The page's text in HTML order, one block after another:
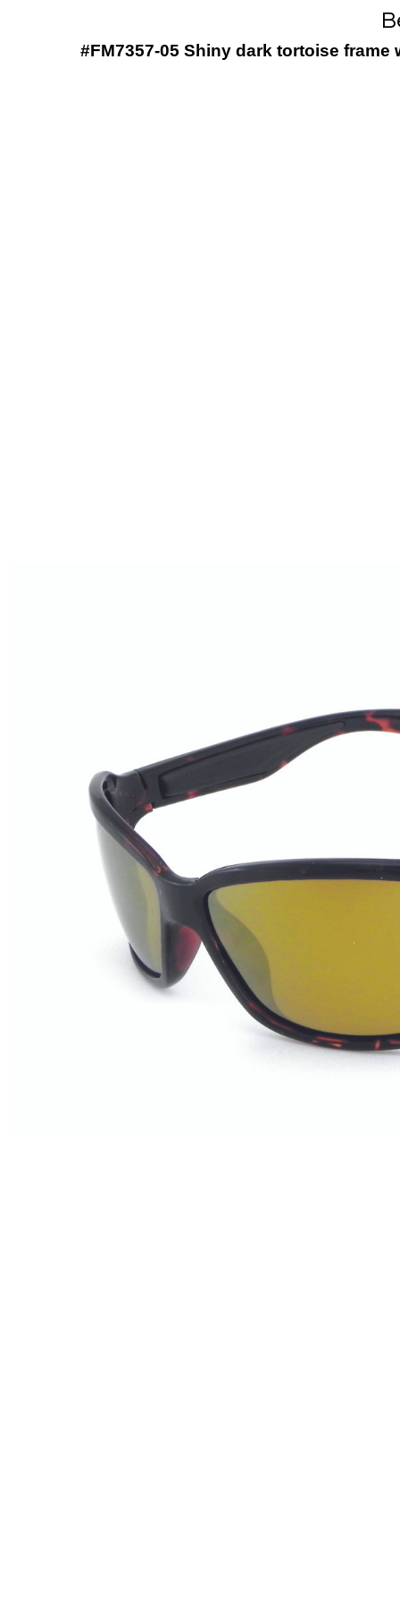
#FM7357-05 Shiny dark tortoise